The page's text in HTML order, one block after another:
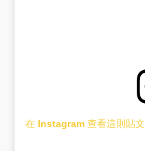
在 Instagram 查看這則貼文